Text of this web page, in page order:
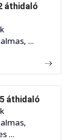
áthidaló
...
áthidaló
...